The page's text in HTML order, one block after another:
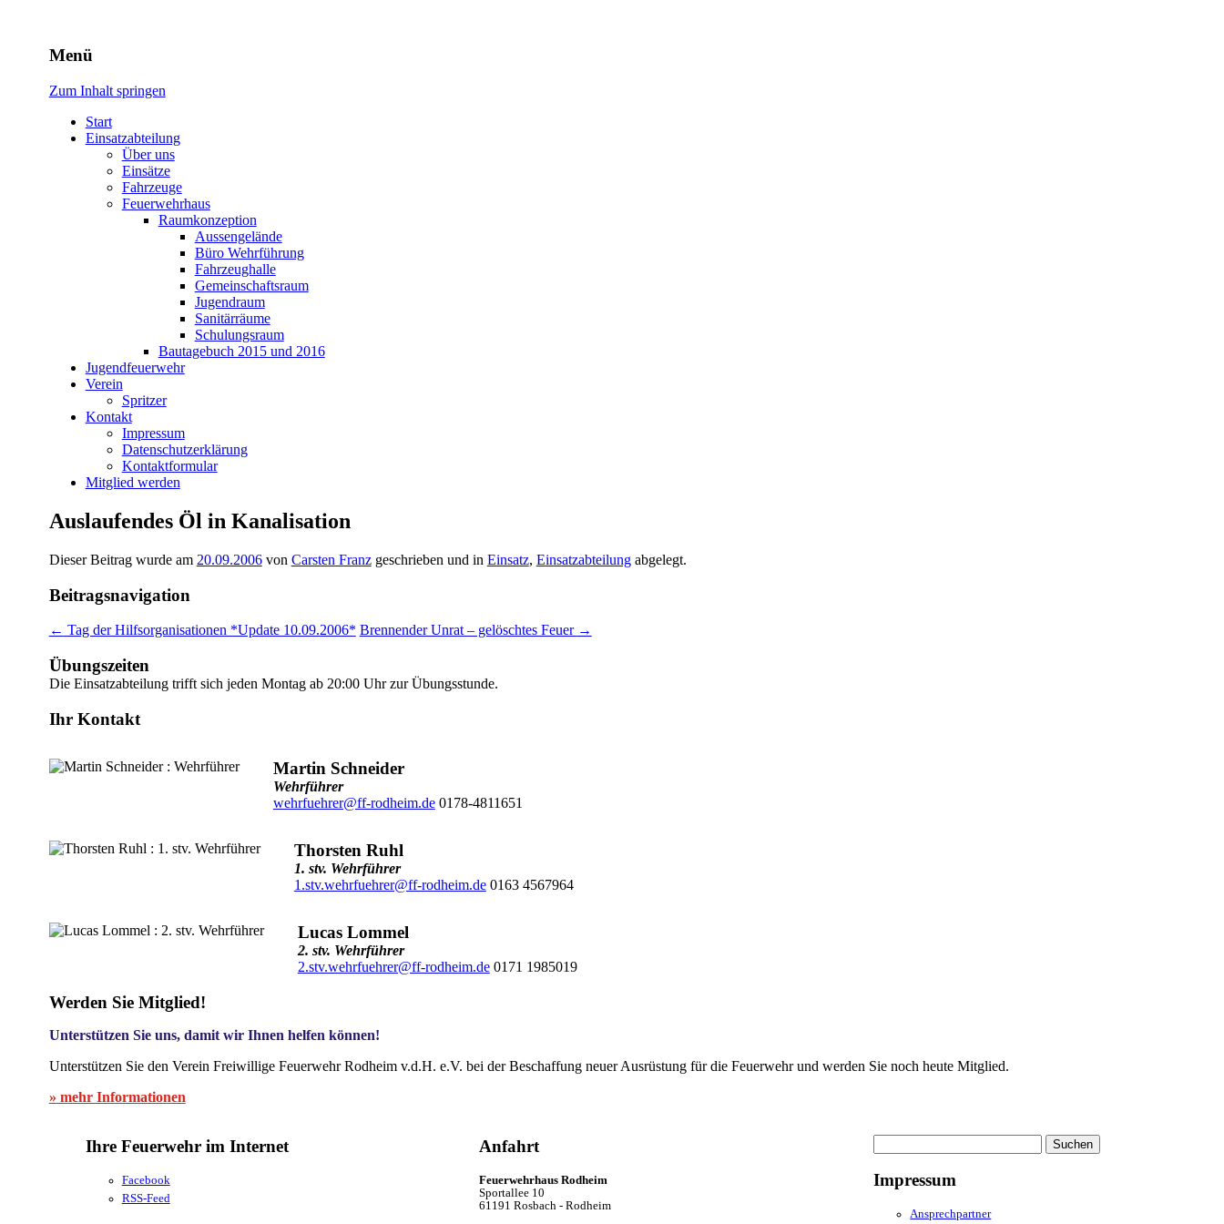
Freiwillige Feuerwehr Rodheim v.d.H.
Menü
Zum Inhalt springen
Start
Einsatzabteilung
Über uns
Einsätze
Fahrzeuge
Feuerwehrhaus
Raumkonzeption
Aussengelände
Büro Wehrführung
Fahrzeughalle
Gemeinschaftsraum
Jugendraum
Sanitärräume
Schulungsraum
Bautagebuch 2015 und 2016
Jugendfeuerwehr
Verein
Spritzer
Kontakt
Impressum
Datenschutzerklärung
Kontaktformular
Mitglied werden
Auslaufendes Öl in Kanalisation
Dieser Beitrag wurde am 20.09.2006von Carsten Franzgeschrieben und in Einsatz, Einsatzabteilungabgelegt.
Beitragsnavigation
← Tag der Hilfsorganisationen *Update 10.09.2006* Brennender Unrat – gelöschtes Feuer →
Übungszeiten
Die Einsatzabteilung trifft sich jeden Montag ab 20:00 Uhr zur Übungsstunde.
Ihr Kontakt
Martin Schneider
Wehrführer
wehrfuehrer@ff-rodheim.de0178-4811651
Thorsten Ruhl
1. stv. Wehrführer
1.stv.wehrfuehrer@ff-rodheim.de0163 4567964
Lucas Lommel
2. stv. Wehrführer
2.stv.wehrfuehrer@ff-rodheim.de0171 1985019
Werden Sie Mitglied!
Unterstützen Sie uns, damit wir Ihnen helfen können!
Unterstützen Sie den Verein Freiwillige Feuerwehr Rodheim v.d.H. e.V. bei der Beschaffung neuer Ausrüstung für die Feuerwehr und werden Sie noch heute Mitglied.
» mehr Informationen
Ihre Feuerwehr im Internet
Facebook
RSS-Feed
Anfahrt
Feuerwehrhaus Rodheim
Sportallee 10
61191 Rosbach - Rodheim
nach:
Impressum
Ansprechpartner